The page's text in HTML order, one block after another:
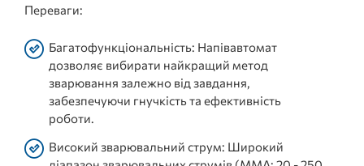
Переваги:
Багатофункціональність: Напівавтомат
дозволяє вибирати найкращий метод
зварювання залежно від завдання,
забезпечуючи гнучкість та ефективність
роботи.
Високий зварювальний струм: Широкий